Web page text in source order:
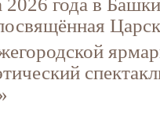
Свидетельство